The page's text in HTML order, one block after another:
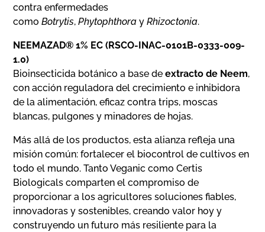
contra enfermedades
comoBotrytis,Phytophthora yRhizoctonia.
NEEMAZAD® 1% EC (RSCO-INAC-0101B-0333-009-
1.0)
Bioinsecticida botánico a base deextracto de Neem,
con acción reguladora del crecimiento e inhibidora
de la alimentación, eficaz contra trips, moscas
blancas, pulgones y minadores de hojas.
Más allá de los productos, esta alianza refleja una
misión común: fortalecer el biocontrol de cultivos en
todo el mundo. Tanto Veganic como Certis
Biologicals comparten el compromiso de
proporcionar a los agricultores soluciones fiables,
innovadoras y sostenibles, creando valor hoy y
construyendo un futuro más resiliente para la